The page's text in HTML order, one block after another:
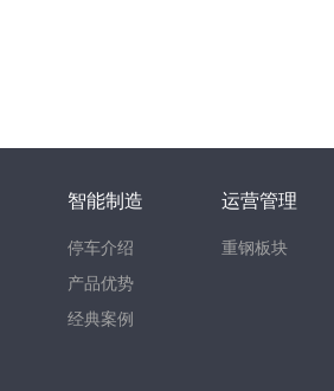
智能制造
停车介绍
产品优势
经典案例
运营管理
重钢板块